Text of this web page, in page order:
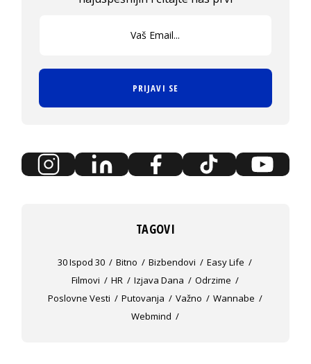
PRIJAVI SE
TAGOVI
30 Ispod 30 Bitno Bizbendovi
Easy Life
Filmovi
HR Izjava Dana
Odrzime
Poslovne Vesti
Putovanja Važno
Wannabe
Webmind